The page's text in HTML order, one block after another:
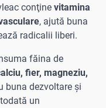
conţine vitamina
, ajută buna
radicalii liberi.
făina de
fier, magneziu,
buna dezvoltare şi
un